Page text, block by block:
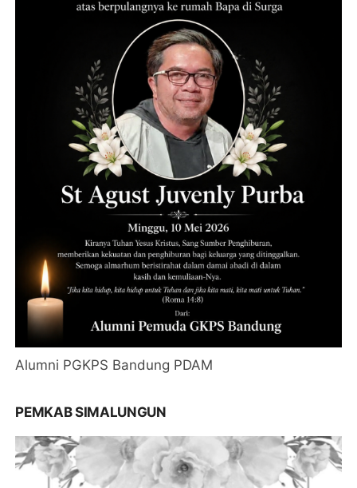
Alumni PGKPS Bandung PDAM
PEMKAB SIMALUNGUN